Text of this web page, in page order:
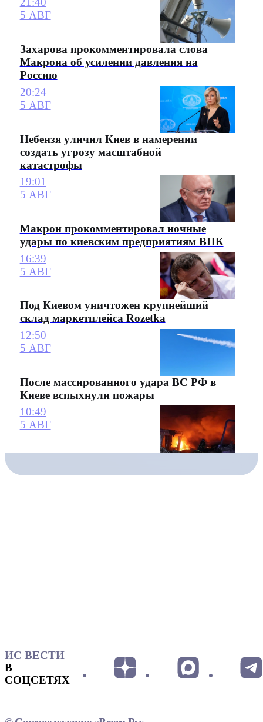
5 АВГ
Захарова прокомментировала слова
Макрона об усилении давления на
Россию
20:24
5 АВГ
Небензя уличил Киев в намерении
создать угрозу масштабной
катастрофы
19:01
5 АВГ
Макрон прокомментировал ночные
удары по киевским предприятиям ВПК
16:39
5 АВГ
Под Киевом уничтожен крупнейший
склад маркетплейса Rozetka
12:50
5 АВГ
После массированного удара ВС РФ в
Киеве вспыхнули пожары
10:49
5 АВГ
ИС ВЕСТИ
В
СОЦСЕТЯХ